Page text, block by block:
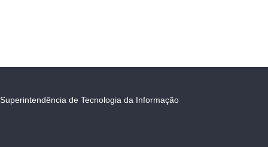
Superintendência de Tecnologia da Informação